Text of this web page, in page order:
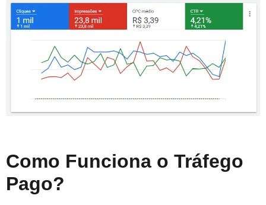
Como Funciona o Tráfego
Pago?